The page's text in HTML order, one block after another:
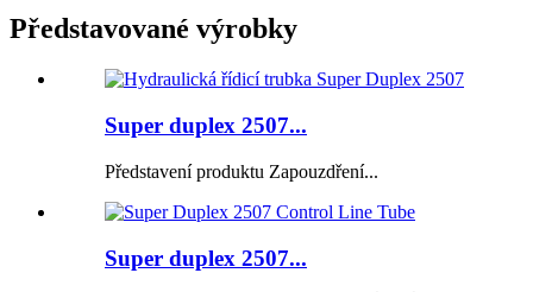
Představované výrobky
Super duplex 2507...
Představení produktu Zapouzdření...
Super duplex 2507...